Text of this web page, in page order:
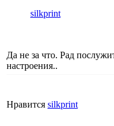
silkprint
Да не за что. Рад
настроения..
Нравится silkprint